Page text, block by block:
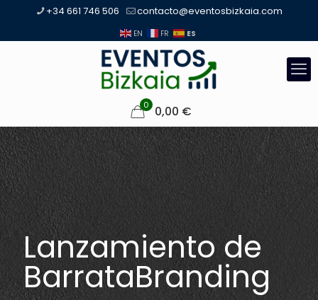
+34 661 746 506 contacto@eventosbizkaia.com
EN FR ES
0 0,00 €
Lanzamiento de
BarrataBranding